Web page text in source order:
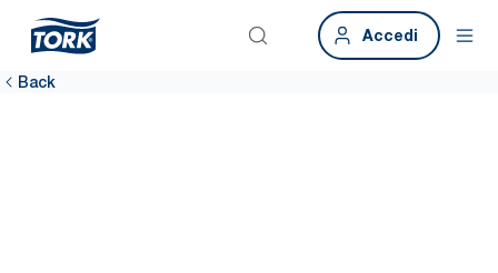
Accedi
Back